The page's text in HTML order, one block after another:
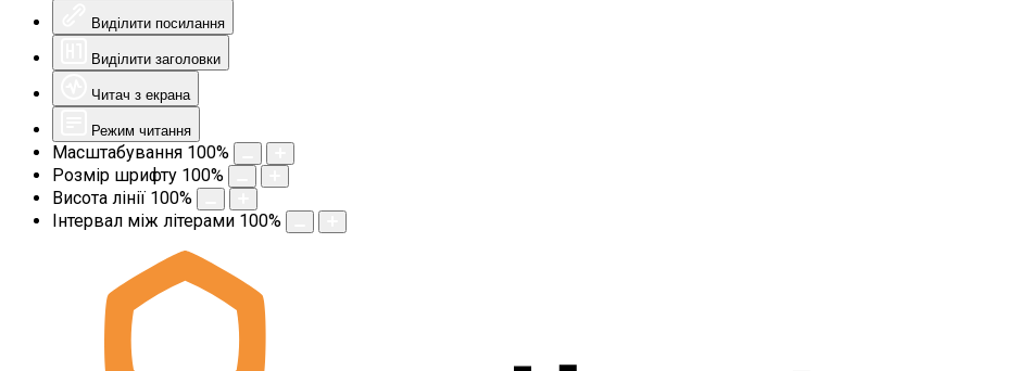
Виділити посилання
Виділити заголовки
Читач з екрана
Режим читання
Масштабування 100%
Розмір шрифту 100%
Висота лінії 100%
Інтервал між літерами 100%